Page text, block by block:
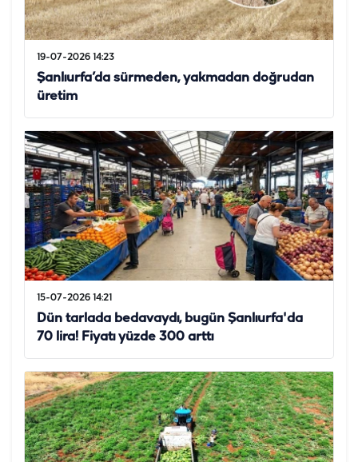
19-07-2026 14:23
Şanlıurfa’da sürmeden, yakmadan doğrudan
üretim
15-07-2026 14:21
Dün tarlada bedavaydı, bugün Şanlıurfa'da
70 lira! Fiyatı yüzde 300 arttı